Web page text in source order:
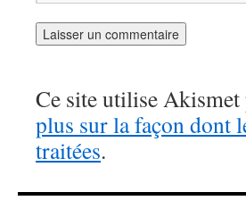
Ce site utilise
plus sur la façon dont
traitées.